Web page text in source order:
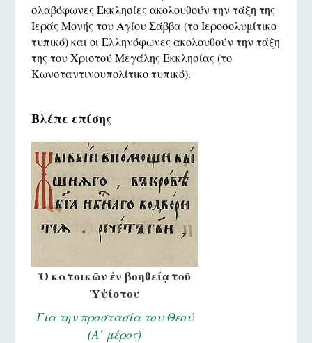
σλαβόφωνες Εκκλησίες ακολουθούν την τάξη της
Ιεράς Μονής του Αγίου Σάββα (το Ιεροσολυμίτικο
τυπικό) και οι Ελληνόφωνες ακολουθούν την τάξη
της του Χριστού Μεγάλης Εκκλησίας (το
Κωνσταντινουπολίτικο τυπικό).
Βλέπε επίσης
Ὁ κατοικῶν ἐν βοηθείᾳ τοῦ
Ὑψίστου
Για την προστασία του Θεού
(Α΄ μέρος)